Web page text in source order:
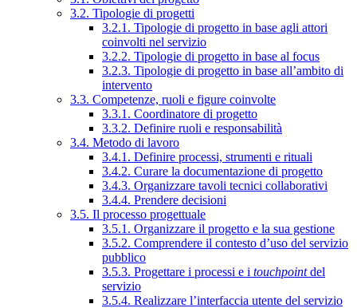
3.2. Tipologie di progetti
3.2.1. Tipologie di progetto in base agli attori
coinvolti nel servizio
3.2.2. Tipologie di progetto in base al focus
3.2.3. Tipologie di progetto in base all’ambito di
intervento
3.3. Competenze, ruoli e figure coinvolte
3.3.1. Coordinatore di progetto
3.3.2. Definire ruoli e responsabilità
3.4. Metodo di lavoro
3.4.1. Definire processi, strumenti e rituali
3.4.2. Curare la documentazione di progetto
3.4.3. Organizzare tavoli tecnici collaborativi
3.4.4. Prendere decisioni
3.5. Il processo progettuale
3.5.1. Organizzare il progetto e la sua gestione
3.5.2. Comprendere il contesto d’uso del servizio
pubblico
3.5.3. Progettare i processi e i touchpointdel
servizio
3.5.4. Realizzare l’interfaccia utente del servizio